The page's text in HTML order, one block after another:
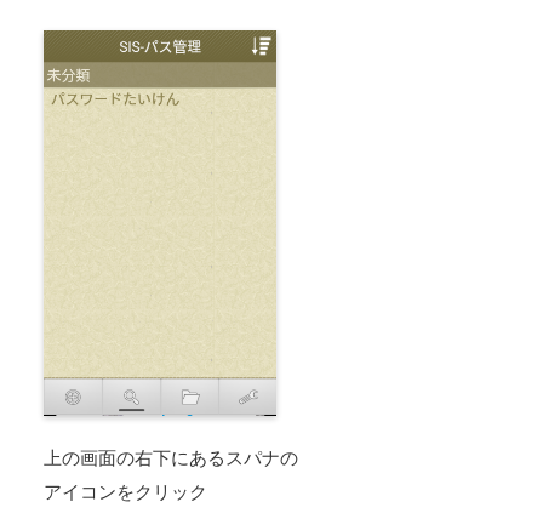
上の画面の右下にあるスパナの
アイコンをクリック